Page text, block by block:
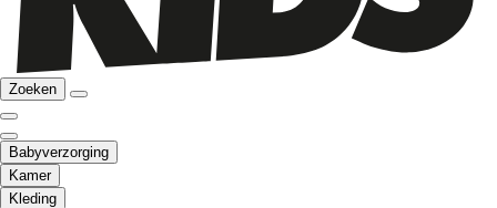
Zoeken
Babyverzorging
Kamer
Kleding